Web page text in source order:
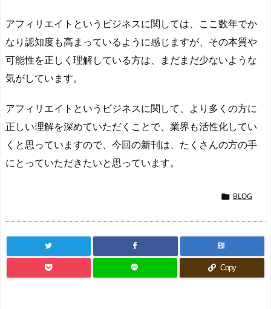
アフィリエイトというビジネスに関しては、ここ数年でか
なり認知度も高まっているように感じますが、その本質や
可能性を正しく理解している方は、まだまだ少ないような
気がしています。
アフィリエイトというビジネスに関して、より多くの方に
正しい理解を深めていただくことで、業界も活性化してい
くと思っていますので、今回の新刊は、たくさんの方の手
にとっていただきたいと思っています。
 BLOG
B!
Copy